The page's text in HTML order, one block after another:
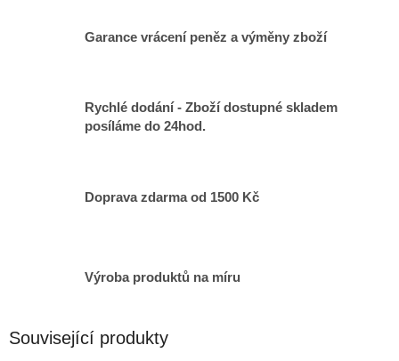
Garance vrácení peněz a výměny zboží
Rychlé dodání - Zboží dostupné skladem
posíláme do 24hod.
Doprava zdarma od 1500 Kč
Výroba produktů na míru
Související produkty